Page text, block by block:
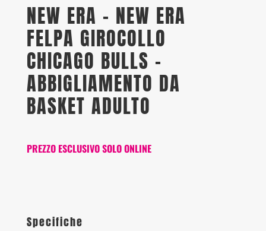
NEW ERA – NEW ERA
FELPA GIROCOLLO
CHICAGO BULLS –
ABBIGLIAMENTO DA
BASKET ADULTO
PREZZO ESCLUSIVO SOLO ONLINE
Specifiche